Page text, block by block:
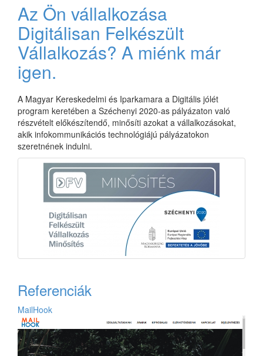
Az Ön vállalkozása
Digitálisan Felkészült
Vállalkozás? A miénk már
igen.
A Magyar Kereskedelmi és Iparkamara a Digitális jólét
program keretében a Széchenyi 2020-as pályázaton való
részvételt előkészítendő, minősíti azokat a vállalkozásokat,
akik infokommunikációs technológiájú pályázatokon
szeretnének indulni.
Referenciák
MailHook